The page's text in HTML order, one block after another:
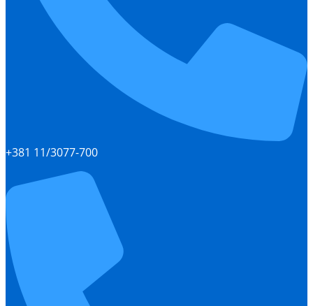
+381 11/3077-700